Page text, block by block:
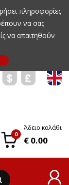
πληροφορίες
να σας
να απαιτηθούν
0
Άδειο καλάθι
€ 0.00